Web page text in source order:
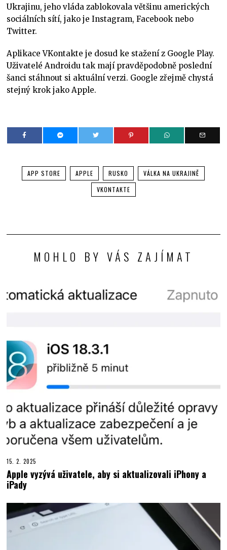
Ukrajinu, jeho vláda zablokovala většinu amerických
sociálních sítí, jako je Instagram, Facebook nebo
Twitter.
Aplikace VKontakte je dosud ke stažení z Google Play.
Uživatelé Androidu tak mají pravděpodobně poslední
šanci stáhnout si aktuální verzi. Google zřejmě chystá
stejný krok jako Apple.
APP STORE APPLE RUSKO
VÁLKA NA UKRAJINĚ
VKONTAKTE
MOHLO BY VÁS ZAJÍMAT
15. 2. 2025
Apple vyzývá uživatele, aby si aktualizovali iPhony a
iPady